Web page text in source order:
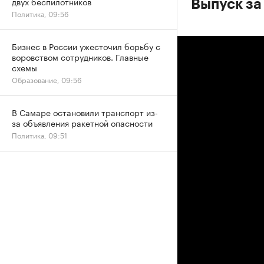
Выпуск
Политика, 09:56
Бизнес в России ужесточил борьбу с
воровством сотрудников. Главные
схемы
Образование, 09:56
В Самаре остановили транспорт из-
за объявления ракетной опасности
Политика, 09:51